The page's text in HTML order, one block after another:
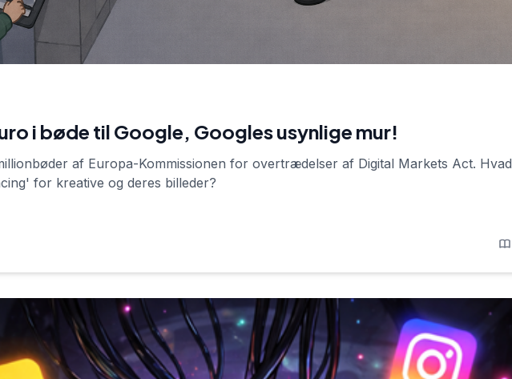
i bøde til Google, Googles usynlige mur!
af Europa-Kommissionen for overtrædelser af Digital Markets Act. Hvad
for kreative og deres billeder?